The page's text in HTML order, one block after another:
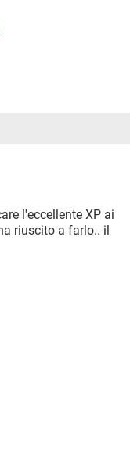
l'eccellente XP ai
riuscito a farlo.. il